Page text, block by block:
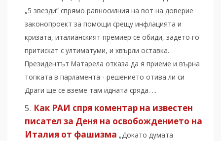
„5 звезди” спрямо равносилния на вот на доверие
законопроект за помощи срещу инфлацията и
кризата, италианският премиер се обиди, задето го
притискат с ултиматуми, и хвърли оставка.
Президентът Матарела отказа да я приеме и върна
топката в парламента - решението отива ли си
Драги ще се вземе там идната сряда. ...
Как РАИ спря коментар на известен
писател за Деня на освобождението на
Италия от фашизма „Докато думата